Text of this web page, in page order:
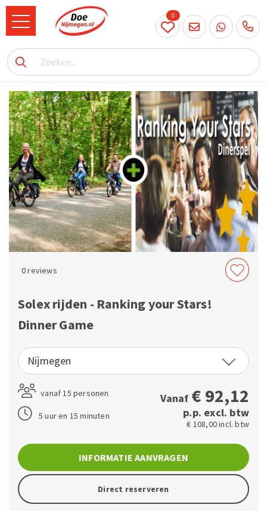
024
204
20 31
0
0reviews
Solex rijden - Ranking your Stars!
Dinner Game
Nijmegen
vanaf 15 personen
5 uur en 15 minuten
Vanaf € 92,12
p.p. excl. btw
€ 108,00 incl. btw
INFORMATIE AANVRAGEN
Direct reserveren